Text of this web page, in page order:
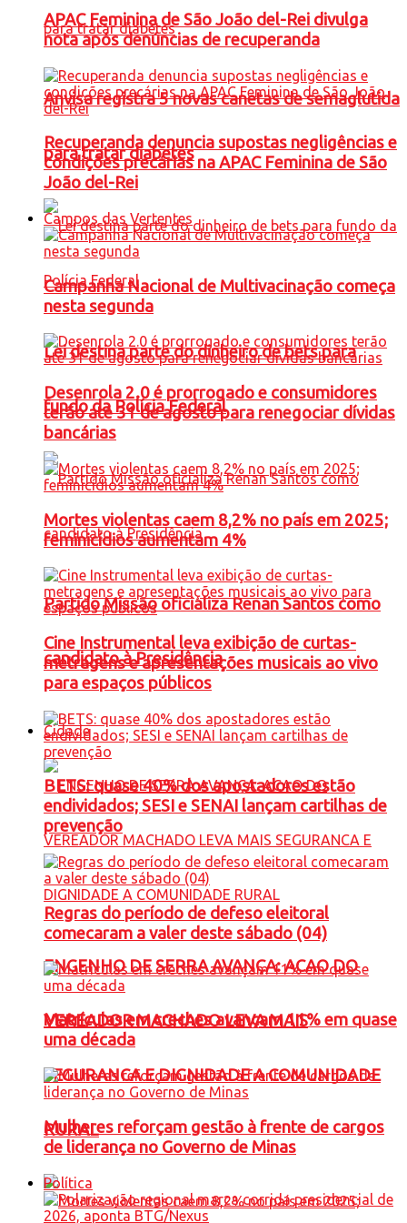
Anvisa registra 5 novas canetas de semaglutida
para tratar diabetes
Lei destina parte do dinheiro de bets para
fundo da Polícia Federal
Partido Missão oficializa Renan Santos como
candidato à Presidência
Cidade
ENGENHO DE SERRA AVANÇA: ACAO DO
VEREADOR MACHADO LEVA MAIS
SEGURANCA E DIGNIDADE A COMUNIDADE
RURAL
APAC Feminina de São João del-Rei divulga
nota após denúncias de recuperanda
Recuperanda denuncia supostas negligências e
condições precárias na APAC Feminina de São
João del-Rei
Campos das Vertentes
Campanha Nacional de Multivacinação começa
nesta segunda
Desenrola 2.0 é prorrogado e consumidores
terão até 31 de agosto para renegociar dívidas
bancárias
Mortes violentas caem 8,2% no país em 2025;
feminicídios aumentam 4%
Cine Instrumental leva exibição de curtas-
metragens e apresentações musicais ao vivo
para espaços públicos
BETS: quase 40% dos apostadores estão
endividados; SESI e SENAI lançam cartilhas de
prevenção
Regras do período de defeso eleitoral
comecaram a valer deste sábado (04)
Matrículas em creches avançam 11% em quase
uma década
Mulheres reforçam gestão à frente de cargos
de liderança no Governo de Minas
Política